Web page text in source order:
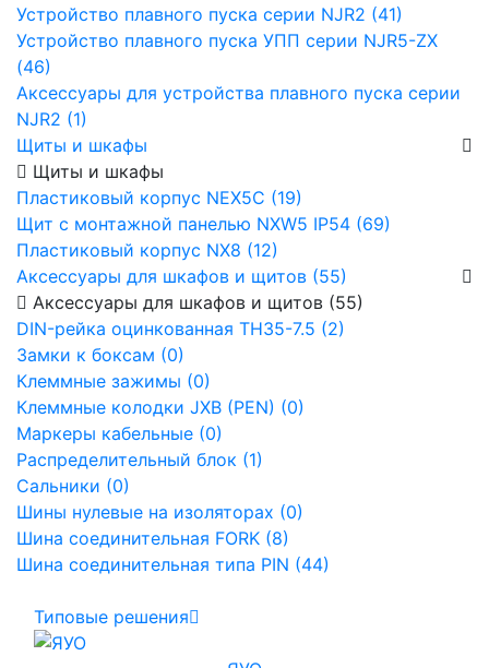
Устройство плавного пуска серии NJR2 (41)
Устройство плавного пуска УПП серии NJR5-ZX
(46)
Аксессуары для устройства плавного пуска серии
NJR2 (1)
Щиты и шкафы
Щиты и шкафы
Пластиковый корпус NEX5C (19)
Щит с монтажной панелью NXW5 IP54 (69)
Пластиковый корпус NX8 (12)
Аксессуары для шкафов и щитов (55)
Аксессуары для шкафов и щитов (55)
DIN-рейка оцинкованная TH35-7.5 (2)
Замки к боксам (0)
Клеммные зажимы (0)
Клеммные колодки JXB (PEN) (0)
Маркеры кабельные (0)
Распределительный блок (1)
Сальники (0)
Шины нулевые на изоляторах (0)
Шина соединительная FORK (8)
Шина соединительная типа PIN (44)
Типовые решения